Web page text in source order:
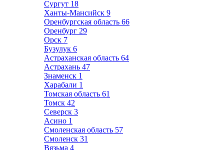
Сургут 18
Ханты-Мансийск 9
Оренбургская область 66
Оренбург 29
Орск 7
Бузулук 6
Астраханская область 64
Астрахань 47
Знаменск 1
Харабали 1
Томская область 61
Томск 42
Северск 3
Асино 1
Смоленская область 57
Смоленск 31
Вязьма 4